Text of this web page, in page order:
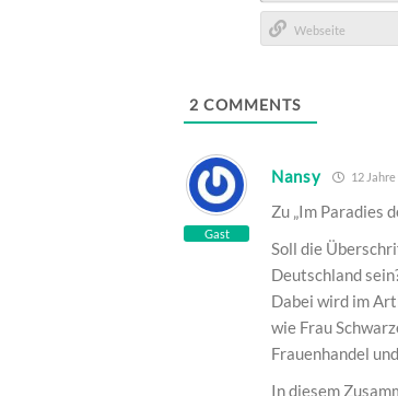
E-
Mail*
2 COMMENTS
Gast
Nansy 12
Zu „Im Paradies
Soll die
Deutschland
Dabei wird im
wie Frau
Frauenhandel
In diesem